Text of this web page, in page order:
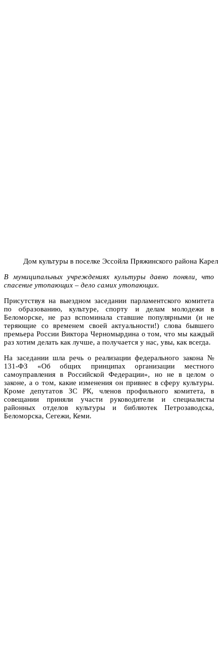
Дом культуры в поселке Эссойла Пряжинского района
В муниципальных учреждениях культуры давно поняли, что
спасение утопающих – дело самих утопающих.
Присутствуя на выездном заседании парламентского комитета
по образованию, культуре, спорту и делам молодежи в
Беломорске, не раз вспоминала ставшие популярными (и не
теряющие со временем своей актуальности!) слова бывшего
премьера России Виктора Черномырдина о том, что мы каждый
раз хотим делать как лучше, а получается у нас, увы, как всегда.
На заседании шла речь о реализации федерального закона №
131-ФЗ «Об общих принципах организации местного
самоуправления в Российской Федерации», но не в целом о
законе, а о том, какие изменения он привнес в сферу культуры.
Кроме депутатов ЗС РК, членов профильного комитета, в
совещании приняли участи руководители и специалисты
районных отделов культуры и библиотек Петрозаводска,
Беломорска, Сегежи, Кеми.